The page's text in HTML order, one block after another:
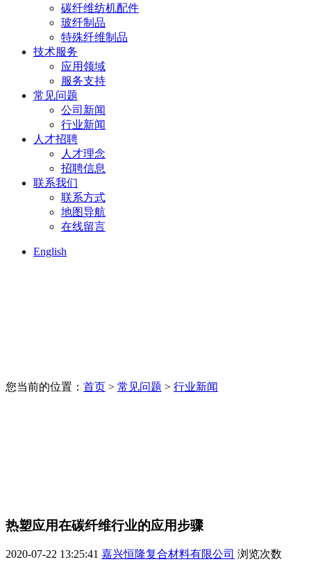
碳纤维纺机配件
玻纤制品
特殊纤维制品
技术服务
应用领域
服务支持
常见问题
公司新闻
行业新闻
人才招聘
人才理念
招聘信息
联系我们
联系方式
地图导航
在线留言
English
您当前的位置： 首页 > 常见问题 > 行业新闻
热塑应用在碳纤维行业的应用步骤
2020-07-22 13:25:41 嘉兴恒隆复合材料有限公司 浏览次数